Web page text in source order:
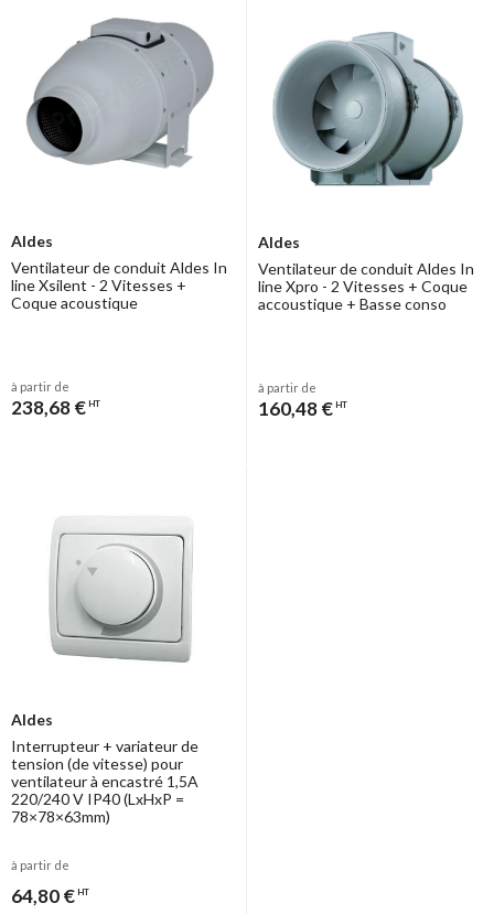
Aldes
Ventilateur de conduit Aldes In
line Xsilent - 2 Vitesses +
Coque acoustique
à partir de
238,68 € HT
Aldes
Ventilateur de conduit Aldes In
line Xpro - 2 Vitesses + Coque
accoustique + Basse conso
à partir de
160,48 € HT
Aldes
Interrupteur + variateur de
tension (de vitesse) pour
ventilateur à encastré 1,5A
220/240 V IP40 (LxHxP =
78×78×63mm)
à partir de
64,80 € HT